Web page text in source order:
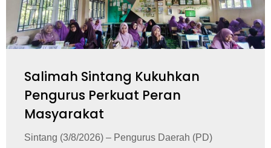
Salimah Sintang Kukuhkan
Pengurus Perkuat Peran
Masyarakat
Sintang (3/8/2026) – Pengurus Daerah (PD)